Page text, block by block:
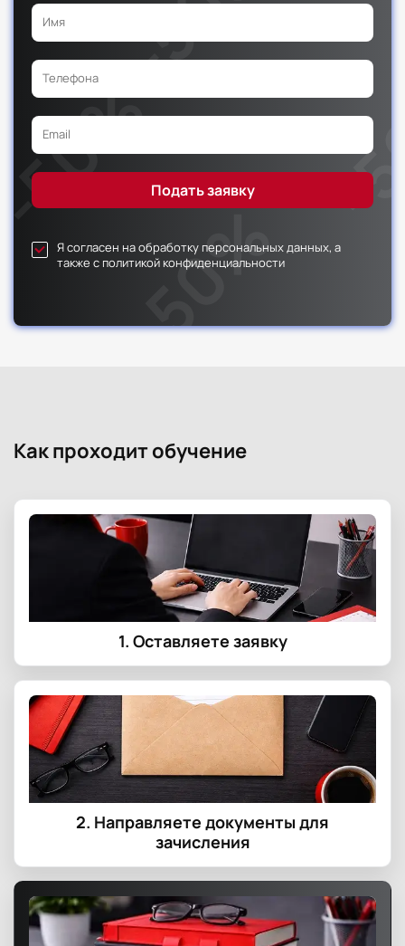
Я согласен на обработку персональных данных, а
также с политикой конфиденциальности
Как проходит обучение
1. Оставляете заявку
2. Направляете документы для
зачисления